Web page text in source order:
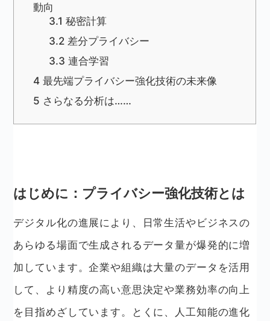
動向
3.1 秘密計算
3.2差分プライバシー
3.3 連合学習
4 最先端プライバシー強化技術の未来像
5 さらなる分析は……
はじめに：プライバシー強化技術とは
デジタル化の進展により、日常生活やビジネスの
あらゆる場面で生成されるデータ量が爆発的に増
加しています。企業や組織は大量のデータを活用
して、より精度の高い意思決定や業務効率の向上
を目指めざしています。とくに、人工知能の進化